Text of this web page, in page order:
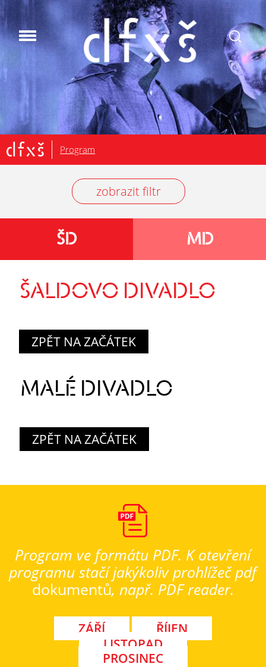
.
Program
zobrazit filtr
ŠD MD
ŠALDOVO DIVADLO
ZPĚT NA ZAČÁTEK
MALÉ DIVADLO
ZPĚT NA ZAČÁTEK
Program ve formátu PDF. K otevření
programu stačí jakýkoliv prohlížeč pdf
dokumentů, např. PDF reader.
ZÁŘÍ
ŘÍJEN
LISTOPAD
PROSINEC